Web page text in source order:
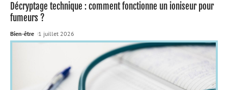
Décryptage technique : comment fonctionne un ioniseur pour
fumeurs ?
Bien-être 1 juillet 2026